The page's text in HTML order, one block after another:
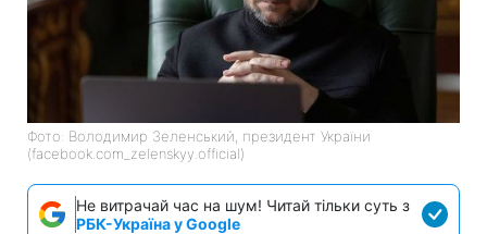
Фото: Володимир Зеленський, президент України
(facebook.com_zelenskyy.official)
Не витрачай час на шум! Читай тільки суть з
РБК-Україна у Google